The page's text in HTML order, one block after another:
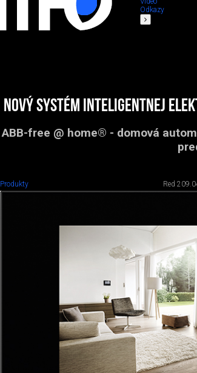
Odkazy
Nový systém inteligentnej
ABB-free @ home® - domová
Produkty Red 2